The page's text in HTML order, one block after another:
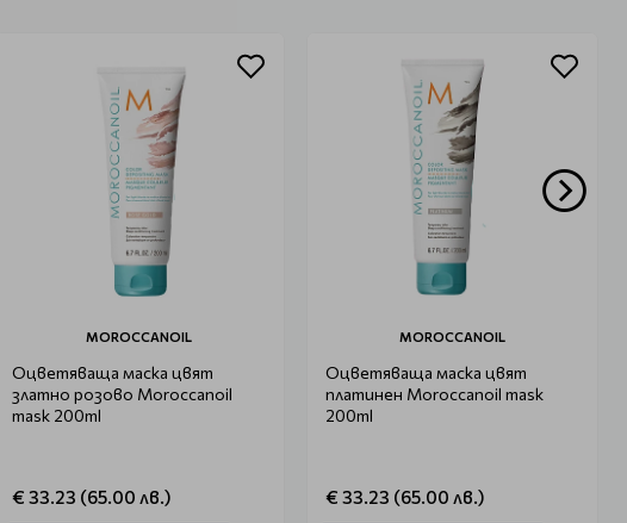
MOROCCANOIL
Оцветяваща маска цвят
златно розово Moroccanoil
mask 200ml
€ 33.23 (65.00 лв.)
MOROCCANOIL
Оцветяваща маска цвят
платинен Moroccanoil mask
200ml
€ 33.23 (65.00 лв.)